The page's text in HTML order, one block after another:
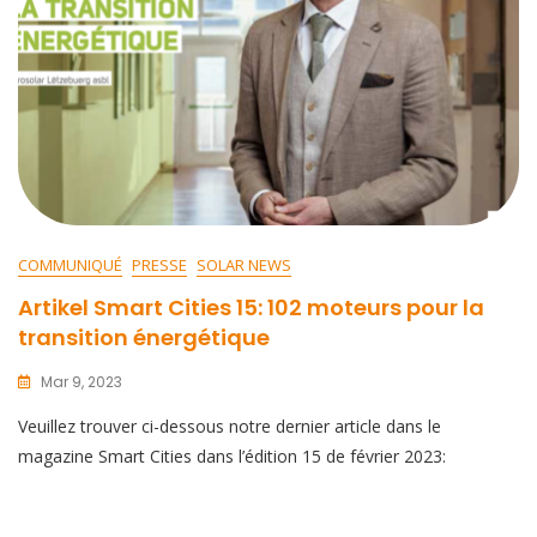
COMMUNIQUÉ PRESSE SOLAR NEWS
Artikel Smart Cities 15: 102 moteurs pour la
transition énergétique
Mar 9, 2023
Veuillez trouver ci-dessous notre dernier article dans le
magazine Smart Cities dans l’édition 15 de février 2023: